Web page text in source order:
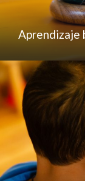
Aprendizaje